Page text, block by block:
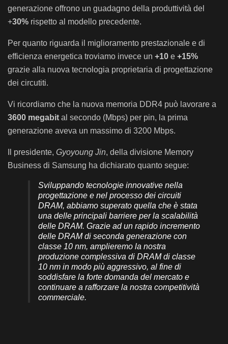
generazione offrono un guadagno della produttività del
+30% rispetto al modello precedente.
Per quanto riguarda il miglioramento prestazionale e di
efficienza energetica troviamo invece un +10 e +15%
grazie alla nuova tecnologia proprietaria di progettazione
dei circutiti.
Vi ricordiamo che la nuova memoria DDR4 può lavorare a
3600 megabit al secondo (Mbps) per pin, la prima
generazione aveva un massimo di 3200 Mbps.
Il presidente, Gyoyoung Jin, della divisione Memory
Business di Samsung ha dichiarato quanto segue:
Sviluppando tecnologie innovative nella
progettazione e nel processo dei circuiti
DRAM, abbiamo superato quella che è stata
una delle principali barriere per la scalabilità
delle DRAM. Grazie ad un rapido incremento
delle DRAM di seconda generazione con
classe 10 nm, amplieremo la nostra
produzione complessiva di DRAM di classe
10 nm in modo più aggressivo, al fine di
soddisfare la forte domanda del mercato e
continuare a rafforzare la nostra competitività
commerciale.